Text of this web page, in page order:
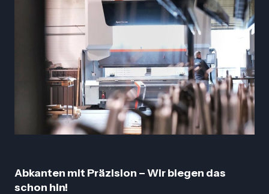
Abkanten mit Präzision – Wir biegen das
schon hin!